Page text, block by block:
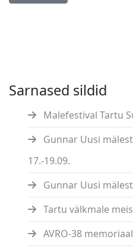
Sarnased sildid
Malefestival Tartu
Gunnar Uusi
17.-19.09.
Gunnar Uusi
Tartu välkmale
AVRO-38